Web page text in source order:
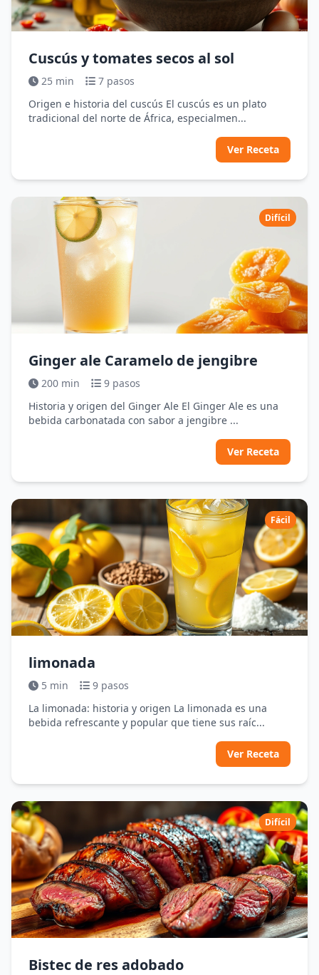
Cuscús y tomates secos al sol
25 min
7 pasos
Origen e historia del cuscús El cuscús es un plato
tradicional del norte de África, especialmen...
Ver Receta
Difícil
Ginger ale Caramelo de jengibre
200 min
9 pasos
Historia y origen del Ginger Ale El Ginger Ale es una
bebida carbonatada con sabor a jengibre ...
Ver Receta
Fácil
limonada
5 min
9 pasos
La limonada: historia y origen La limonada es una
bebida refrescante y popular que tiene sus raíc...
Ver Receta
Difícil
Bistec de res adobado